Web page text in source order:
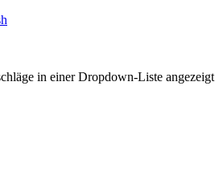
in einer Dropdown-Liste angezeigt